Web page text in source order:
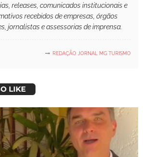
releases, comunicados institucionais e
recebidos de empresas, órgãos
jornalistas e assessorias de imprensa.
REDAÇÃO JORNAL MG TURISMO
LIKE